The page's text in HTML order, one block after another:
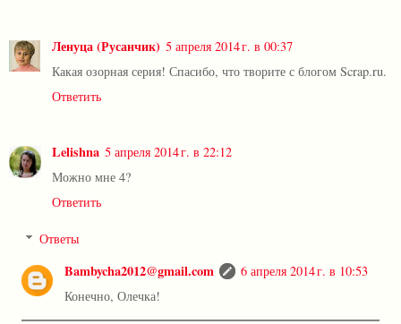
Ленуца (Русанчик) 5 апреля 2014 г. в 00:37
Какая озорная серия! Спасибо, что творите с блогом Scrap.ru.
Ответить
Lelishna 5 апреля 2014 г. в 22:12
Можно мне 4?
Ответить
Ответы
Bambycha2012@gmail.com
6 апреля 2014 г. в 10:53
Конечно, Олечка!